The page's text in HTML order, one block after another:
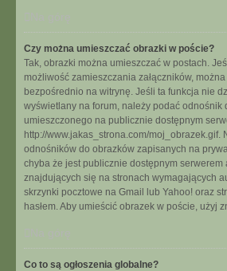
Czy można umieszczać obrazki w poście?
Tak, obrazki można umieszczać w postach.
możliwość zamieszczania załączników,
bezpośrednio na witrynę. Jeśli ta funkcja nie
wyświetlany na forum, należy podać odnośnik
umieszczonego na publicznie dostępnym
http://www.jakas_strona.com/moj_obrazek.gif.
odnośników do obrazków zapisanych na
chyba że jest publicznie dostępnym serwerem
znajdujących się na stronach wymagających
skrzynki pocztowe na Gmail lub Yahoo! oraz
hasłem. Aby umieścić obrazek w poście, użyj
Co to są ogłoszenia globalne?